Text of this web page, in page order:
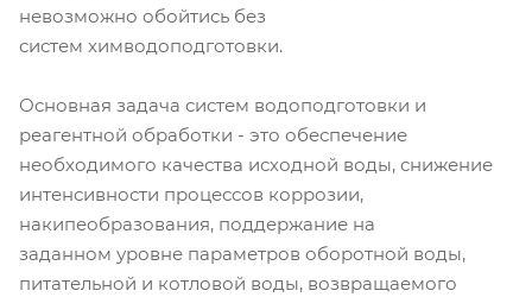
невозможно обойтись без
систем химводоподготовки.
Основная задача систем водоподготовки и
реагентной обработки - это обеспечение
необходимого качества исходной воды, снижение
интенсивности процессов коррозии,
накипеобразования, поддержание на
заданном уровне параметров оборотной воды,
питательной и котловой воды, возвращаемого